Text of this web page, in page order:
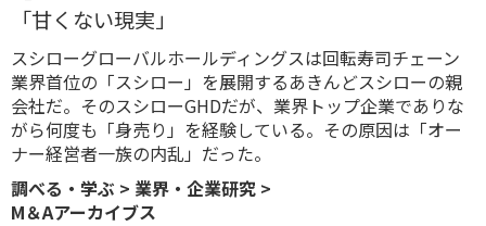
「甘くない現実」
スシローグローバルホールディングスは回転寿司チェーン
業界首位の「スシロー」を展開するあきんどスシローの親
会社だ。そのスシローGHDだが、業界トップ企業でありな
がら何度も「身売り」を経験している。その原因は「オー
ナー経営者一族の内乱」だった。
調べる・学ぶ > 業界・企業研究 >
M＆Aアーカイブス